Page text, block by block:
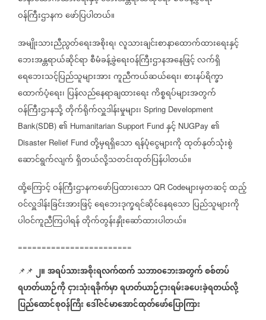
ဝန်ကြီးဌာနကဖော်ပြပါတယ်။
အမျိုးသားညီညွတ်ရေးအစိုးရ၊လူသားချင်းစာနာထောက်ထားရေးနှင့်
ဘေးအန္တရာယ်ဆိုင်ရာစီမံခန့်ခွဲရေးဝန်ကြီးဌာနအနေဖြင့်လက်ရှိ
ရေဘေးသင့်ပြည်သူများအားကူညီကယ်ဆယ်ရေး၊စားနပ်ရိက္ခာ
ထောက်ပံ့ရေး၊ ပြန်လည်နေရာချထားရေးကိစ္စရပ်များအတွက်
ဝန်ကြီးဌာနသို့တိုက်ရိုက်လှူဒါန်းမှုများ၊ Spring Development
Bank(SDB) ၏ Humanitarian Support Fund နှင့် NUGPay ၏
Disaster Relief Fund တို့မှရရှိသောရန်ပုံငွေများကိုထုတ်နုတ်သုံးစွဲ
ဆောင်ရွက်လျက်ရှိတယ်လို့သတင်းထုတ်ပြန်ပါတယ်။
ထို့ကြောင့်ဝန်ကြီးဌာနကဖော်ပြထားသော QR Codeများမှတဆင့်ထည့်
ဝင်လှူဒါန်းခြင်းအားဖြင့်ရေဘေးဒုက္ခရင်ဆိုင်နေရသောပြည်သူများကို
ပါဝင်ကူညီကြပါရန်တိုက်တွန်းနှိုးဆော်ထားပါတယ်။
========================
📌📌 ၂။အရပ်သားအစိုးရလက်ထက်သဘာဝဘေးအတွက်စစ်တပ်
ရဟတ်ယာဉ်ကိုငှားသုံးရခိုက်မှာရဟတ်ယာဉ်ငှားရမ်းခပေးခဲ့ရတယ်လို့
ပြည်ထောင်စုဝန်ကြီးဒေါ်ဇင်မာအောင်ထုတ်ဖော်ပြောကြား